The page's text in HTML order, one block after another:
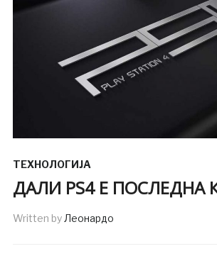
ТЕХНОЛОГИЈА
ДАЛИ PS4 Е ПОСЛЕДНА
Written byЛеонардо